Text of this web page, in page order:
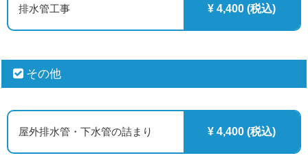
排水管工事 ¥ 4,400 (税込)
その他
屋外排水管・下水管の詰まり ¥ 4,400 (税込)